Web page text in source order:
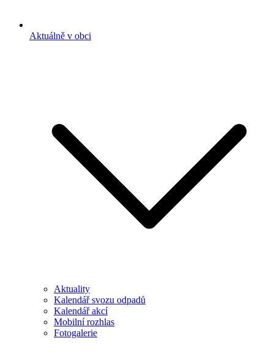
Aktuálně v obci
Aktuality
Kalendář svozu odpadů
Kalendář akcí
Mobilní rozhlas
Fotogalerie